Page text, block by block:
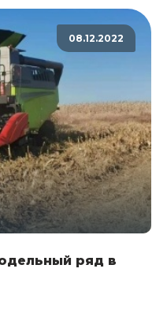
08.12.2022
ряд в